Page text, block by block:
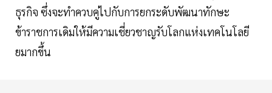
ธุรกิจ ซึ่งจะทำควบคู่ไปกับการยกระดับพัฒนาทักษะ
ข้าราชการเดิมให้มีความเชี่ยวชาญรับโลกแห่งเทคโนโลยี
ยมากขึ้น